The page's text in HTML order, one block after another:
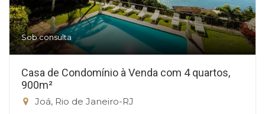
Sob consulta
Casa de Condomínio à Venda com 4 quartos,
900m²
Joá, Rio de Janeiro-RJ